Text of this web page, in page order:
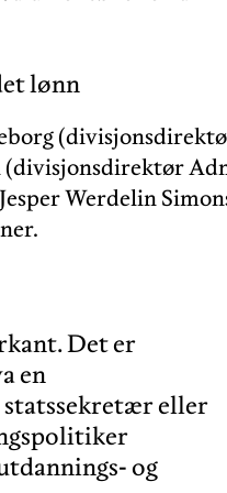
(divisjonsdirektør
Jesper Werdelin
Det er
en
eller
og